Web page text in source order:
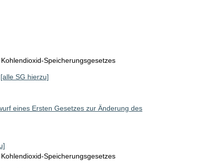
Speicherungsgesetzes
[alle SG hierzu]
eines Ersten Gesetzes zur Änderung des
Speicherungsgesetzes